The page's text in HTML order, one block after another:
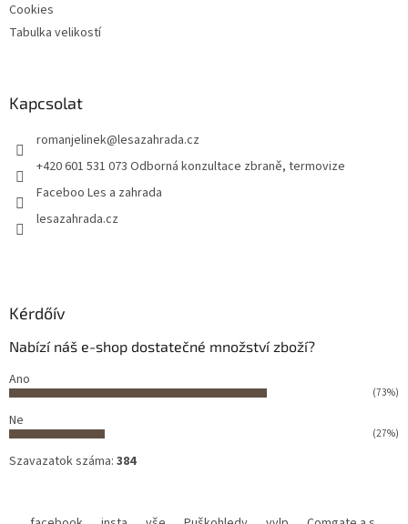
Cookies
Tabulka velikostí
Kapcsolat
romanjelinek@lesazahrada.cz
+420 601 531 073 Odborná konzultace zbraně, termovize
Faceboo Les a zahrada
lesazahrada.cz
Kérdőív
Nabízí náš e-shop dostatečné množství zboží?
Ano
(73%)
Ne
(27%)
Szavazatok száma: 384